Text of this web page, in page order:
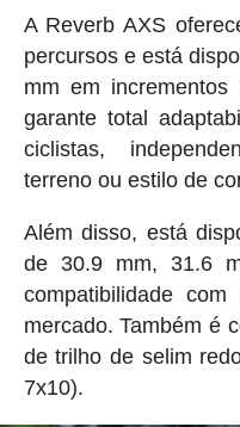
A Reverb AXS
percursos e está
mm em
garante total
ciclistas,
terreno ou estilo de
Além disso, está
de 30.9 mm, 31.6
compatibilidade
mercado. Também é
de trilho de selim
7x10).